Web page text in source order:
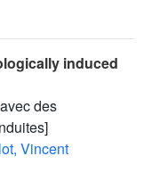
induced
des
Vincent